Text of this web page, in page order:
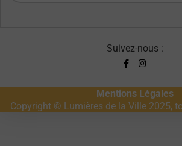
Suivez-nous :
Mentions Légales
Copyright © Lumières de la Ville 2025,